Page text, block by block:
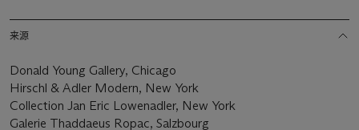
来源
Donald Young Gallery, Chicago
Hirschl & Adler Modern, New York
Collection Jan Eric Lowenadler, New York
Galerie Thaddaeus Ropac, Salzbourg